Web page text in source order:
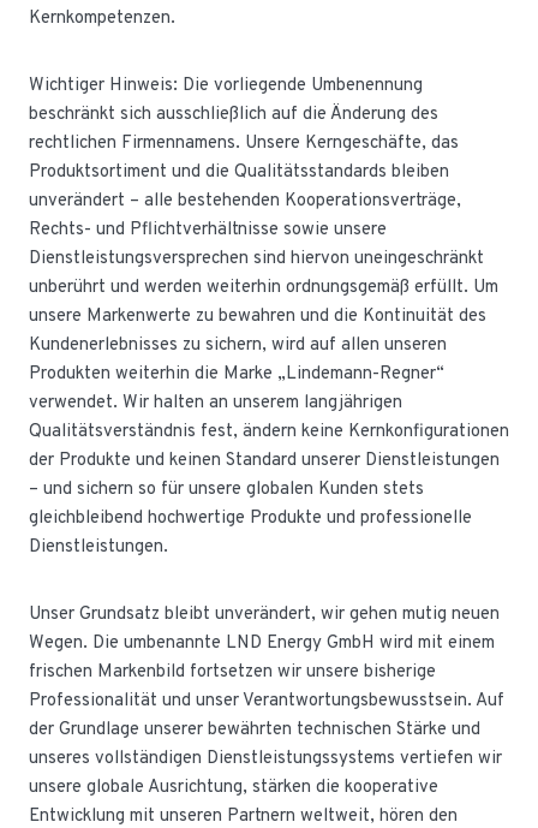
Kernkompetenzen.
Wichtiger Hinweis: Die vorliegende Umbenennung
beschränkt sich ausschließlich auf die Änderung des
rechtlichen Firmennamens. Unsere Kerngeschäfte, das
Produktsortiment und die Qualitätsstandards bleiben
unverändert – alle bestehenden Kooperationsverträge,
Rechts- und Pflichtverhältnisse sowie unsere
Dienstleistungsversprechen sind hiervon uneingeschränkt
unberührt und werden weiterhin ordnungsgemäß erfüllt. Um
unsere Markenwerte zu bewahren und die Kontinuität des
Kundenerlebnisses zu sichern, wird auf allen unseren
Produkten weiterhin die Marke „Lindemann-Regner“
verwendet. Wir halten an unserem langjährigen
Qualitätsverständnis fest, ändern keine Kernkonfigurationen
der Produkte und keinen Standard unserer Dienstleistungen
– und sichern so für unsere globalen Kunden stets
gleichbleibend hochwertige Produkte und professionelle
Dienstleistungen.
Unser Grundsatz bleibt unverändert, wir gehen mutig neuen
Wegen. Die umbenannte LND Energy GmbH wird mit einem
frischen Markenbild fortsetzen wir unsere bisherige
Professionalität und unser Verantwortungsbewusstsein. Auf
der Grundlage unserer bewährten technischen Stärke und
unseres vollständigen Dienstleistungssystems vertiefen wir
unsere globale Ausrichtung, stärken die kooperative
Entwicklung mit unseren Partnern weltweit, hören den